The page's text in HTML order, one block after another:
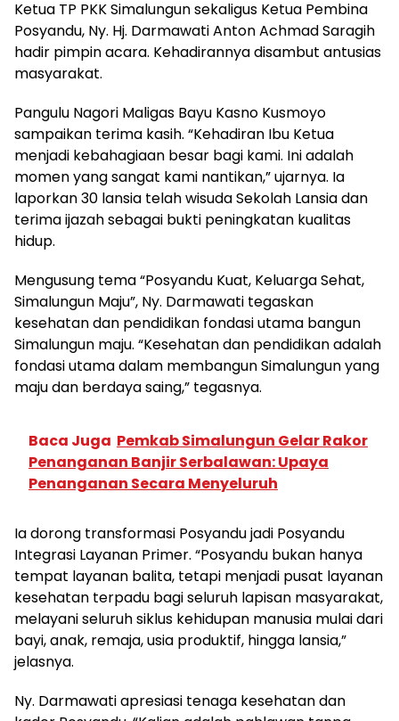
Ketua TP PKK Simalungun sekaligus Ketua Pembina
Posyandu, Ny. Hj. Darmawati Anton Achmad Saragih
hadir pimpin acara. Kehadirannya disambut antusias
masyarakat.
Pangulu Nagori Maligas Bayu Kasno Kusmoyo
sampaikan terima kasih. “Kehadiran Ibu Ketua
menjadi kebahagiaan besar bagi kami. Ini adalah
momen yang sangat kami nantikan,” ujarnya. Ia
laporkan 30 lansia telah wisuda Sekolah Lansia dan
terima ijazah sebagai bukti peningkatan kualitas
hidup.
Mengusung tema “Posyandu Kuat, Keluarga Sehat,
Simalungun Maju”, Ny. Darmawati tegaskan
kesehatan dan pendidikan fondasi utama bangun
Simalungun maju. “Kesehatan dan pendidikan adalah
fondasi utama dalam membangun Simalungun yang
maju dan berdaya saing,” tegasnya.
Baca Juga Pemkab Simalungun Gelar Rakor
Penanganan Banjir Serbalawan: Upaya
Penanganan Secara Menyeluruh
Ia dorong transformasi Posyandu jadi Posyandu
Integrasi Layanan Primer. “Posyandu bukan hanya
tempat layanan balita, tetapi menjadi pusat layanan
kesehatan terpadu bagi seluruh lapisan masyarakat,
melayani seluruh siklus kehidupan manusia mulai dari
bayi, anak, remaja, usia produktif, hingga lansia,”
jelasnya.
Ny. Darmawati apresiasi tenaga kesehatan dan